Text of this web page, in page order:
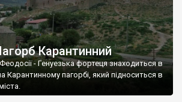
Карантинний
- Генуезька фортеця знаходиться в
Карантинному пагорбі, який підноситься в